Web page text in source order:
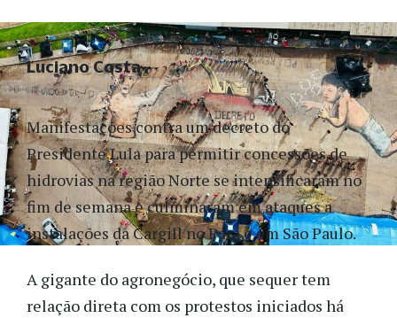
Manifestações contra um decreto do
Presidente Lula para permitir concessões de
hidrovias na região Norte se intensificaram no
fim de semana e culminaram em ataques a
instalações da Cargill no Pará e em São Paulo.
A gigante do agronegócio, que sequer tem
relação direta com os protestos iniciados há
Luciano Costa